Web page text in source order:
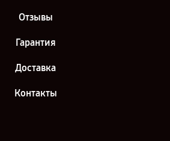
Отзывы
Гарантия
Доставка
Контакты